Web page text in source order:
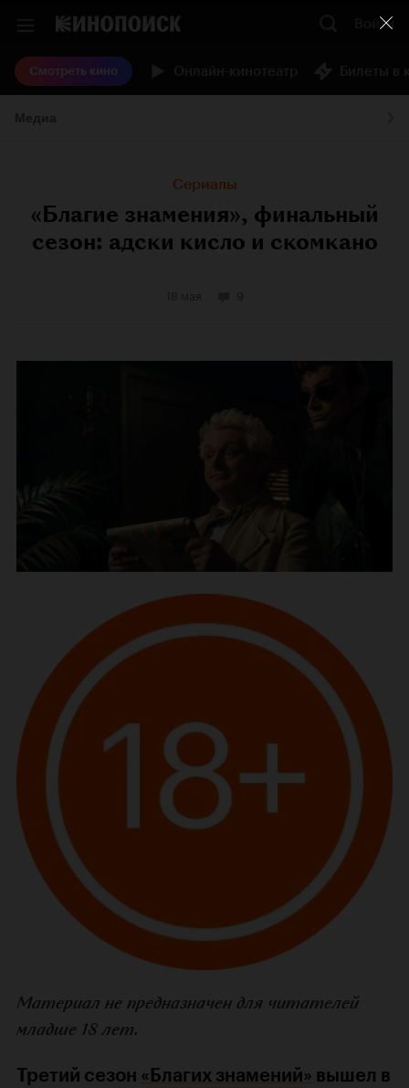
Войти
Смотреть кино
Сериалы
«Благие знамения», финальный
сезон: адски кисло и скомкано
Материал не предназначен для читателей
младше 18 лет.
Третий сезон «Благих знамений» вышел в